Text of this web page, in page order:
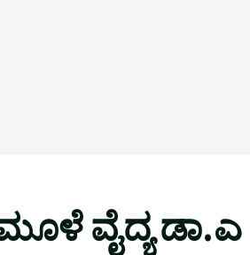
ವೈದ್ಯ